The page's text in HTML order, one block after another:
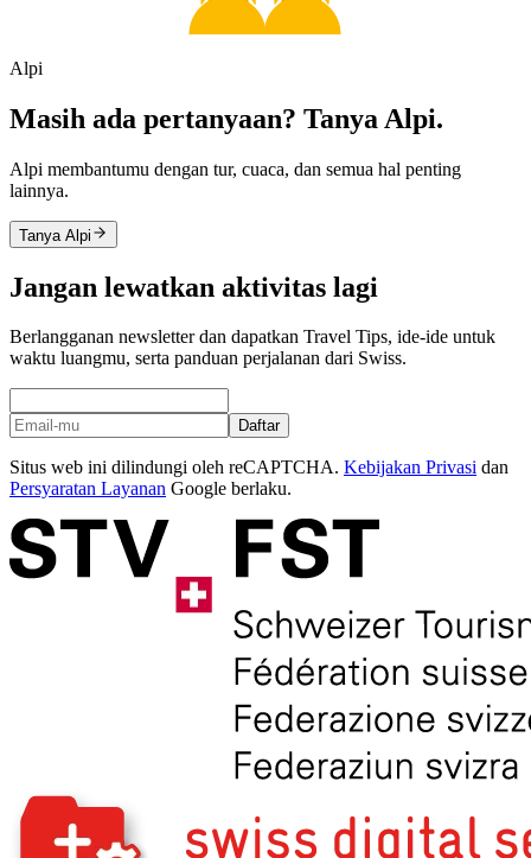
Alpi
Masih ada pertanyaan? Tanya Alpi.
Alpi membantumu dengan tur, cuaca, dan semua hal penting
lainnya.
Tanya Alpi
Jangan lewatkan aktivitas lagi
Berlangganan newsletter dan dapatkan Travel Tips, ide-ide untuk
waktu luangmu, serta panduan perjalanan dari Swiss.
Daftar
Situs web ini dilindungi oleh reCAPTCHA. Kebijakan Privasi dan
Persyaratan Layanan Google berlaku.